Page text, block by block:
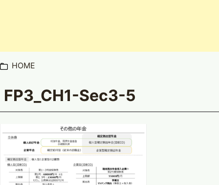
HOME
FP3_CH1-Sec3-5